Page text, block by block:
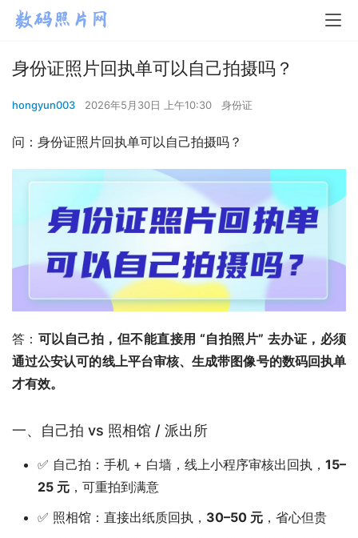
身份证照片回执单可以自己拍摄吗？
hongyun003 2026年5月30日 上午10:30 身份证
问：身份证照片回执单可以自己拍摄吗？
答： 可以自己拍，但不能直接用 “自拍照片” 去办证，必须
通过公安认可的线上平台审核、生成带图像号的数码回执单
才有效。
一、自己拍 vs 照相馆 / 派出所
✅ 自己拍：手机 + 白墙，线上小程序审核出回执， 15–
25 元 ，可重拍到满意
✅ 照相馆：直接出纸质回执， 30–50 元 ，省心但贵